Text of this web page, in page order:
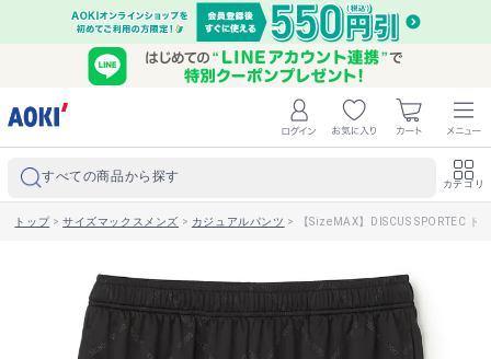
すべての商品から探す カテゴリ
トップ>サイズマックスメンズ > カジュアルパンツ > 【SizeMAX】DISCUS SPORTEC